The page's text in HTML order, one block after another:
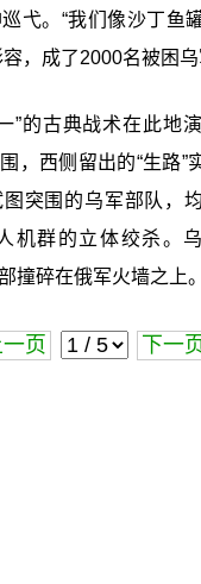
弋。“我们像沙丁鱼
，成了2000名被困乌
”的古典战术在此地
，西侧留出的“生路”
突围的乌军部队，
机群的立体绞杀。
撞碎在俄军火墙之上。
页 下一